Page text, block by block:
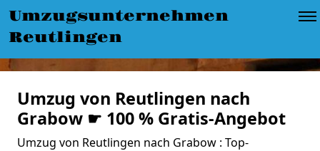
Umzugsunternehmen
Reutlingen
Umzug von Reutlingen nach
Grabow ☛ 100 % Gratis-Angebot
Umzug von Reutlingen nach Grabow : Top-